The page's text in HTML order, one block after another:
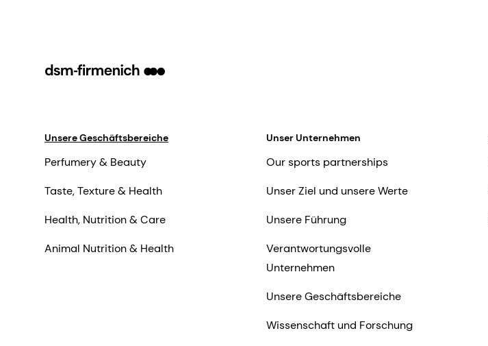
Unsere Geschäftsbereiche
Perfumery & Beauty
Taste, Texture & Health
Health, Nutrition & Care
Animal Nutrition & Health
Unser Unternehmen
Our sports partnerships
Unser Ziel und unsere Werte
Unsere Führung
Verantwortungsvolle
Unternehmen
Unsere Geschäftsbereiche
Wissenschaft und Forschung